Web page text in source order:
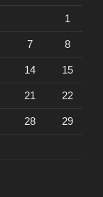
1
7 8
14 15
21 22
28 29